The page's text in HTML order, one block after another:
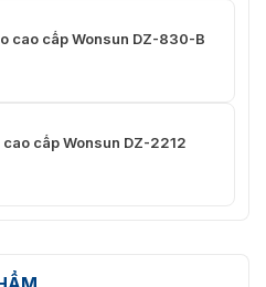
cao cấp Wonsun DZ-830-B
cấp Wonsun DZ-2212